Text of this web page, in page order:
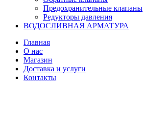
Предохранительные клапаны
Редукторы давления
ВОДОСЛИВНАЯ АРМАТУРА
Главная
О нас
Магазин
Доставка и услуги
Контакты